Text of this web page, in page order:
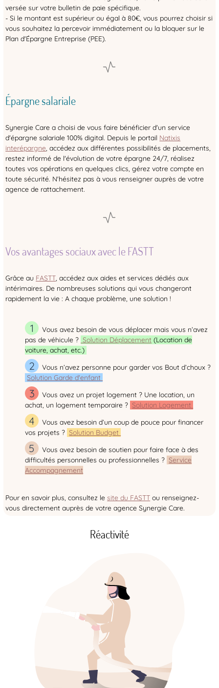
versée sur votre bulletin de paie spécifique.
- Si le montant est supérieur ou égal à 80€, vous pourrez choisir si
vous souhaitez la percevoir immédiatement ou la bloquer sur le
Plan d'Épargne Entreprise (PEE).
Épargne salariale
Synergie Care a choisi de vous faire bénéficier d'un service
d'épargne salariale 100% digital. Depuis le portail Natixis
interépargne, accédez aux différentes possibilités de placements,
restez informé de l'évolution de votre épargne 24/7, réalisez
toutes vos opérations en quelques clics, gérez votre compte en
toute sécurité. N'hésitez pas à vous renseigner auprès de votre
agence de rattachement.
Vos avantages sociaux avec le FASTT
Grâce au FASTT, accédez aux aides et services dédiés aux
intérimaires. De nombreuses solutions qui vous changeront
rapidement la vie : A chaque problème, une solution !
Vous avez besoin de vous déplacer mais vous n’avez
pas de véhicule ? Solution Déplacement (Location de
voiture, achat, etc.)
Vous n’avez personne pour garder vos Bout d’choux ?
Solution Garde d'enfant
Vous avez un projet logement ? Une location, un
achat, un logement temporaire ? Solution Logement
Vous avez besoin d’un coup de pouce pour financer
vos projets ? Solution Budget
Vous avez besoin de soutien pour faire face à des
difficultés personnelles ou professionnelles ? Service
Accompagnement
Pour en savoir plus, consultez lesite du FASTT ou renseignez-
vous directement auprès de votre agence Synergie Care.
Réactivité